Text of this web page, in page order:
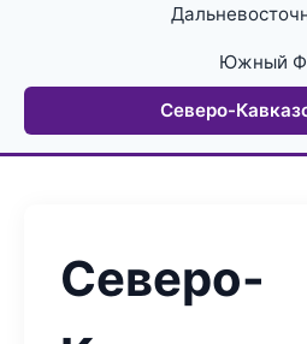
Южный
Северо-
Северо-